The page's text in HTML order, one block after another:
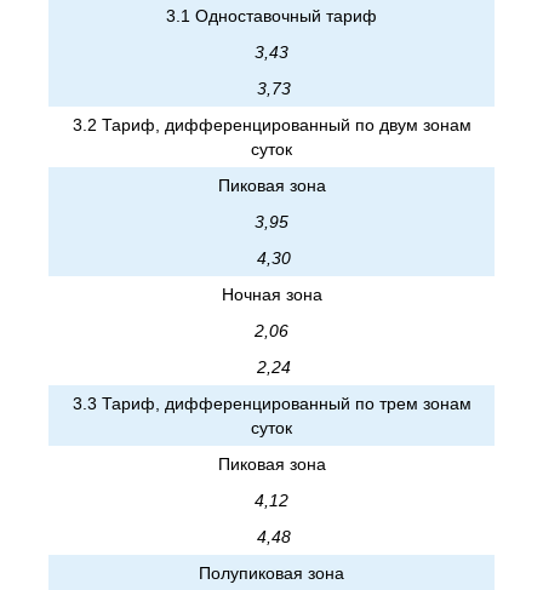
3.1 Одноставочный тариф
3,43
3,73
3.2 Тариф, дифференцированный по двум зонам
суток
Пиковая зона
3,95
4,30
Ночная зона
2,06
2,24
3.3 Тариф, дифференцированный по трем зонам
суток
Пиковая зона
4,12
4,48
Полупиковая зона